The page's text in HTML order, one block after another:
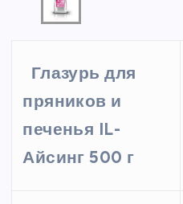
Глазурь для
пряников и
печенья IL-
Айсинг 500 г